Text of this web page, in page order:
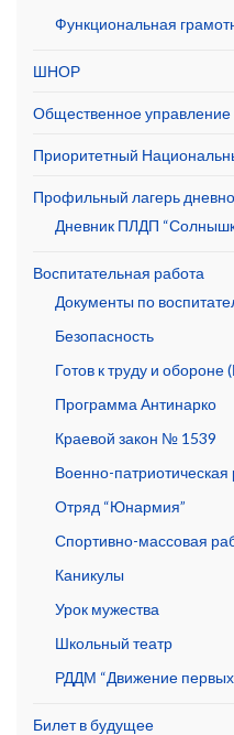
Функциональная
ШНОР
Общественное управление
Приоритетный
Профильный лагерь
Дневник ПЛДП
Воспитательная работа
Документы по
Безопасность
Готов к труду и обороне
Программа Антинарко
Краевой закон № 1539
Военно-патриотическая
Отряд “Юнармия”
Спортивно-массовая
Каникулы
Урок мужества
Школьный театр
РДДМ “Движение
Билет в будущее